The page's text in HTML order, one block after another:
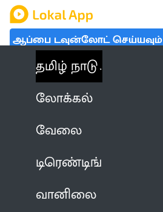
ஆப்பை டவுன்லோட் செய்யவும்
தமிழ் நாடு
லோக்கல்
வேலை
டிரெண்டிங்
வானிலை